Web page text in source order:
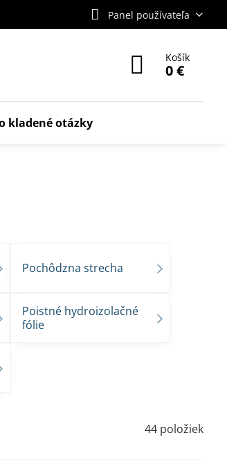
Panel používateľa
Košík
0 €
kladené otázky
Pochôdzna strecha
Poistné hydroizolačné
fólie
44 položiek